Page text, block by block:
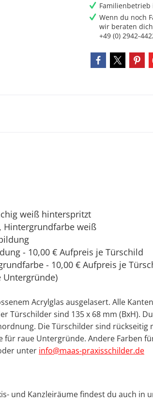
Familienbetrieb
Wenn du noch
wir beraten
+49 (0) 2942-
weiß hinterspritzt
Hintergrundfarbe weiß
- 10,00 € Aufpreis je Türschild
- 10,00 € Aufpreis je
Untergründe)
Acrylglas ausgelasert. Alle
Türschilder sind 135 x 68 mm (BxH).
Die Türschilder sind rückseitig
raue Untergründe. Andere Farben
unter info@maas-praxisschilder.de
und Kanzleiräume findest du auch in